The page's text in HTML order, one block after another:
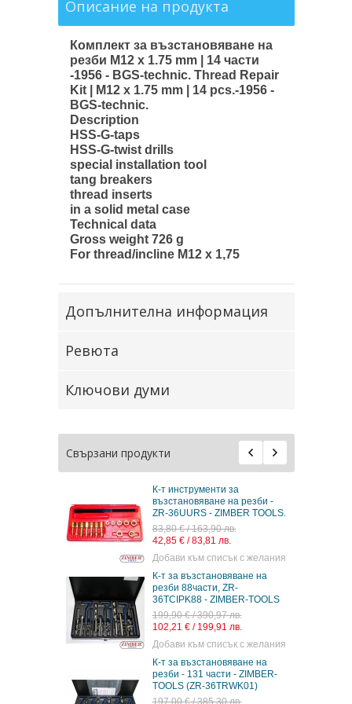
Описание на продукта
Комплект за възстановяване на
резби M12 x 1.75 mm | 14 части
-1956 - BGS-technic. Thread Repair
Kit | M12 x 1.75 mm | 14 pcs.-1956 -
BGS-technic.
Description
HSS-G-taps
HSS-G-twist drills
special installation tool
tang breakers
thread inserts
in a solid metal case
Technical data
Gross weight 726 g
For thread/incline M12 x 1,75
Допълнителна информация
Ревюта
Ключови думи
Свързани продукти
К-т инструменти за
възстановяване на резби -
ZR-36UURS - ZIMBER TOOLS.
83,80 € / 163,90 лв.
42,85 € / 83,81 лв.
Добави към списък с желания
К-т за възстановяване на
резби 88части, ZR-
36TCIPK88 - ZIMBER-TOOLS
199,90 € / 390,97 лв.
102,21 € / 199,91 лв.
Добави към списък с желания
К-т за възстановяване на
резби - 131 части - ZIMBER-
TOOLS (ZR-36TRWK01)